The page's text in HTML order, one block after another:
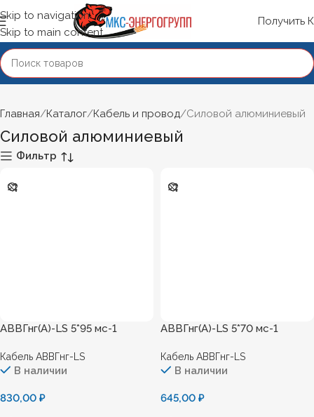
Skip to navigation
Skip to main content
Получить
Главная Каталог Кабель и провод Силовой алюминиевый
Силовой алюминиевый
Фильтр
АВВГнг(А)-LS 5*95 мс-1
Кабель АВВГнг-LS
В наличии
830,00 ₽
АВВГнг(А)-LS 5*70 мс-1
Кабель АВВГнг-LS
В наличии
645,00 ₽